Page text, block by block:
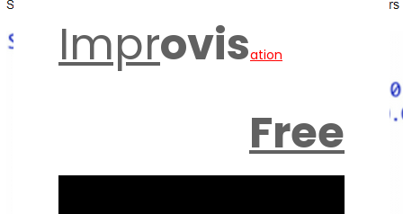
Improvisation
Free